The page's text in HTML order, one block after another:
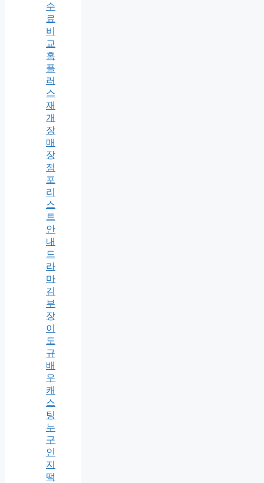
수
료
비
교
홈
플
러
스
재
개
장
매
장
점
포
리
스
트
안
내
드
라
마
김
부
장
이
도
규
배
우
캐
스
팅
누
구
인
지
떡